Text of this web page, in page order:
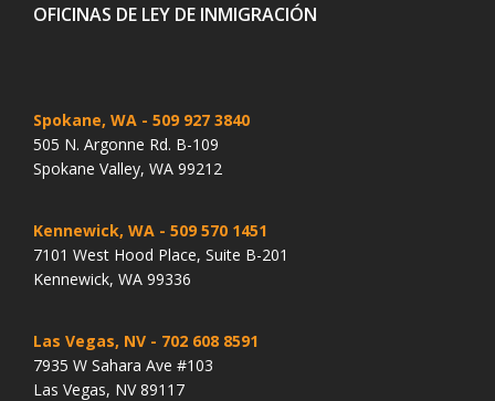
OFICINAS DE LEY DE INMIGRACIÓN
Spokane, WA - 509 927 3840
505 N. Argonne Rd. B-109
Spokane Valley, WA 99212
Kennewick, WA - 509 570 1451
7101 West Hood Place, Suite B-201
Kennewick, WA 99336
Las Vegas, NV - 702 608 8591
7935 W Sahara Ave #103
Las Vegas, NV 89117